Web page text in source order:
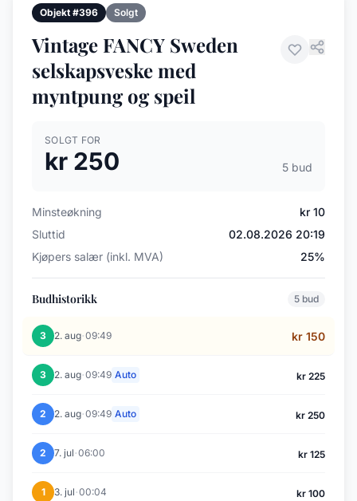
Objekt #396 Solgt
Vintage FANCY Sweden
selskapsveske med
myntpung og speil
SOLGT FOR
kr 250 5 bud
Minsteøkning
kr 10
Sluttid
02.08.2026 20:19
Kjøpers salær (inkl. MVA)
25%
Budhistorikk 5 bud
3 2. aug·09:49 kr 150
3 2. aug·09:49 Auto kr 225
2 2. aug·09:49 Auto kr 250
2 7. jul·06:00 kr 125
1 3. jul·00:04 kr 100